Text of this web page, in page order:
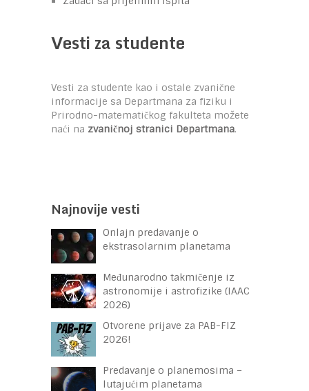
Vesti za studente
Vesti za studente kao i ostale zvanične
informacije sa Departmana za fiziku i
Prirodno-matematičkog fakulteta možete
naći na zvaničnoj stranici Departmana.
Najnovije vesti
Onlajn predavanje o
ekstrasolarnim planetama
Međunarodno takmičenje iz
astronomije i astrofizike (IAAC
2026)
Otvorene prijave za PAB-FIZ
2026!
Predavanje o planemosima –
lutajućim planetama